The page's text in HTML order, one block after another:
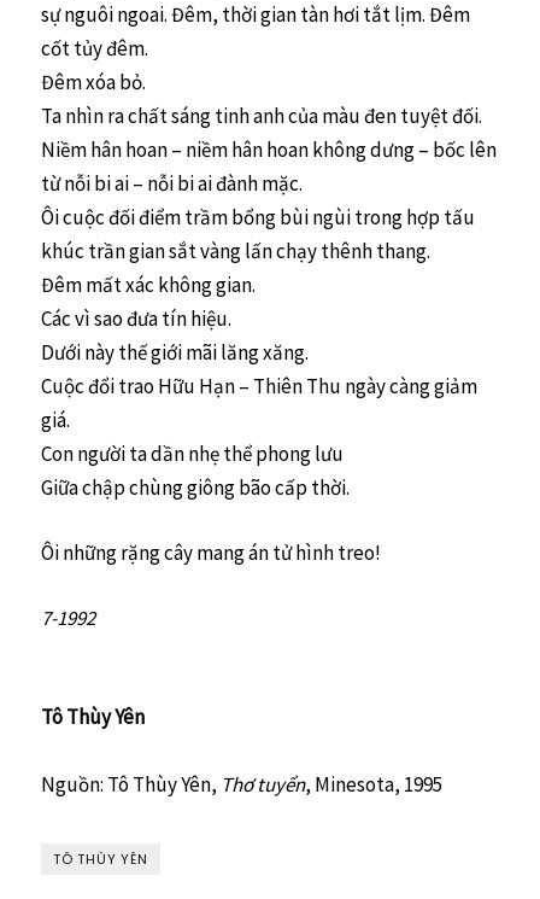
sự nguôi ngoai. Đêm, thời gian tàn hơi tắt lịm. Đêm
cốt tủy đêm.
Đêm xóa bỏ.
Ta nhìn ra chất sáng tinh anh của màu đen tuyệt đối.
Niềm hân hoan – niềm hân hoan không dưng – bốc lên
từ nỗi bi ai – nỗi bi ai đành mặc.
Ôi cuộc đối điểm trầm bổng bùi ngùi trong hợp tấu
khúc trần gian sắt vàng lấn chạy thênh thang.
Đêm mất xác không gian.
Các vì sao đưa tín hiệu.
Dưới này thế giới mãi lăng xăng.
Cuộc đổi trao Hữu Hạn – Thiên Thu ngày càng giảm
giá.
Con người ta dần nhẹ thể phong lưu
Giữa chập chùng giông bão cấp thời.
Ôi những rặng cây mang án tử hình treo!
7-1992
Tô Thùy Yên
Nguồn: Tô Thùy Yên, Thơ tuyển, Minesota, 1995
TÔ THÙY YÊN